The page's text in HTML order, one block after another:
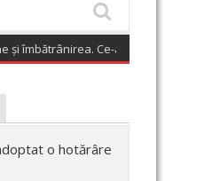
Ce-au descoperit oamenii
o hotărâre